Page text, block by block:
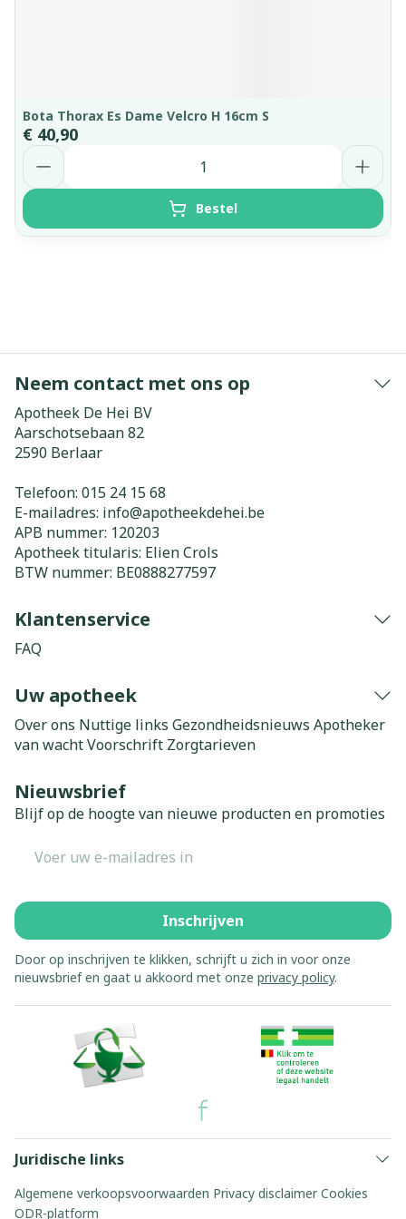
Bota Thorax Es Dame Velcro H 16cm S
€ 40,90
Aantal
Bestel
Neem contact met ons op
Apotheek De Hei BV
Aarschotsebaan 82
2590 Berlaar
Telefoon: 015 24 15 68
E-mailadres: info@apotheekdehei.be
APB nummer: 120203
Apotheek titularis: Elien Crols
BTW nummer: BE0888277597
Klantenservice
FAQ
Uw apotheek
Over ons Nuttige links Gezondheidsnieuws Apotheker
van wachtVoorschrift Zorgtarieven
Nieuwsbrief
Blijf op de hoogte van nieuwe producten en promoties
Inschrijven
Door op inschrijven te klikken, schrijft u zich in voor onze
nieuwsbrief en gaat u akkoord met onze privacy policy.
Juridische links
Algemene verkoopsvoorwaarden Privacy disclaimer Cookies
ODR-platform